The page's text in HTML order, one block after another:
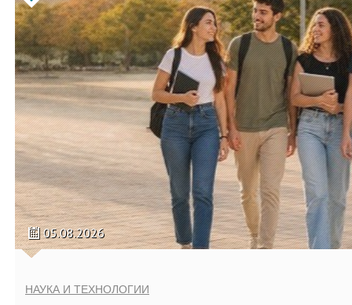
05.08.2026
НАУКА И ТЕХНОЛОГИИ